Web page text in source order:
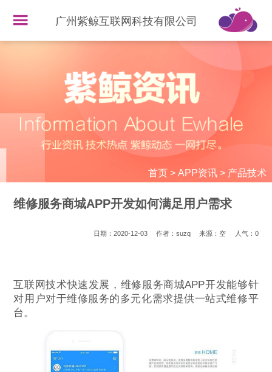
广州紫鲸互联网科技有限公司
首页> APP资讯> 产品技术
维修服务商城APP开发如何满足用户需求
日期：2020-12-03 作者：suzq 来源：空 人气： 0
互联网技术快速发展，维修服务商城APP开发能够针
对用户对于维修服务的多元化需求提供一站式维修平
台。